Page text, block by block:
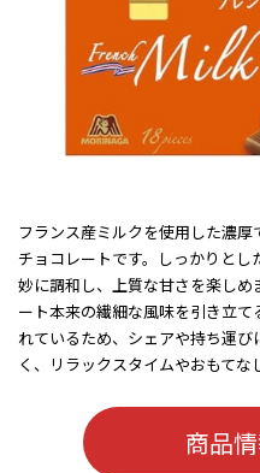
フランス産ミルクを使用した濃
チョコレートです。しっかりと
妙に調和し、上質な甘さを楽し
ート本来の繊細な風味を引き立
れているため、シェアや持ち運
く、リラックスタイムやおもてな
商品